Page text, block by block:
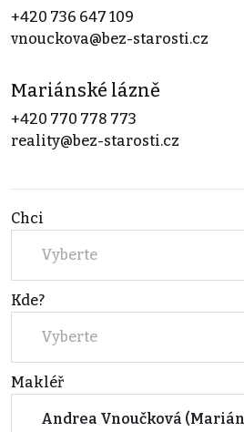
+420 736 647 109
vnouckova@bez-starosti.cz
Mariánské lázně
+420 770 778 773
reality@bez-starosti.cz
Chci
Vyberte
Kde?
Vyberte
Makléř
Andrea Vnoučková